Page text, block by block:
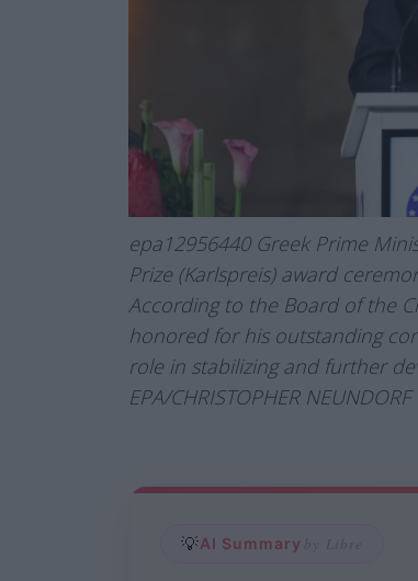
epa12956440 Greek Prime
Prize (Karlspreis) award
According to the Board of the
honored for his outstanding
role in stabilizing and further
EPA/CHRISTOPHER NEUNDORF
💡AI Summary by Libre